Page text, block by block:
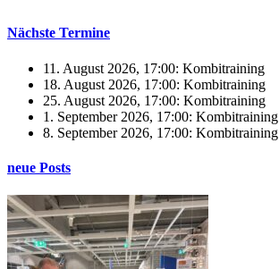
Nächste Termine
11. August 2026, 17:00: Kombitraining
18. August 2026, 17:00: Kombitraining
25. August 2026, 17:00: Kombitraining
1. September 2026, 17:00: Kombitraining
8. September 2026, 17:00: Kombitraining
neue Posts